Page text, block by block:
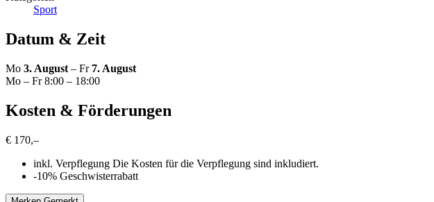
Sport
Datum & Zeit
Mo 3. August – Fr 7. August
Mo – Fr 8:00 – 18:00
Kosten & Förderungen
€ 170,–
inkl. Verpflegung Die Kosten für die Verpflegung sind inkludiert.
-10% Geschwisterrabatt